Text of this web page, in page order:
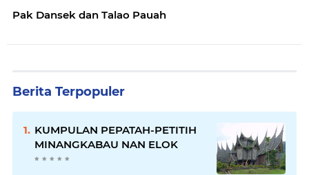
Pak Dansek dan Talao Pauah
Berita Terpopuler
KUMPULAN PEPATAH-PETITIH
MINANGKABAU NAN ELOK